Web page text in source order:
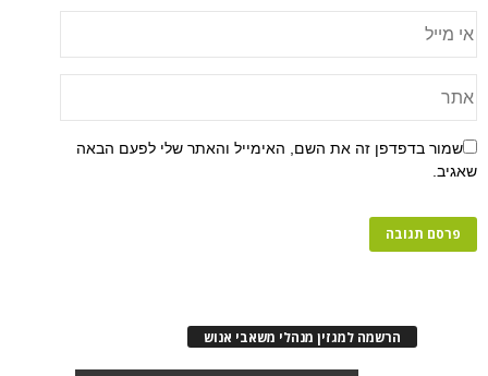
שמור בדפדפן זה את השם, האימייל והאתר שלי לפעם הבאה
שאגיב.
הרשמה למגזין מנהלי משאבי אנוש